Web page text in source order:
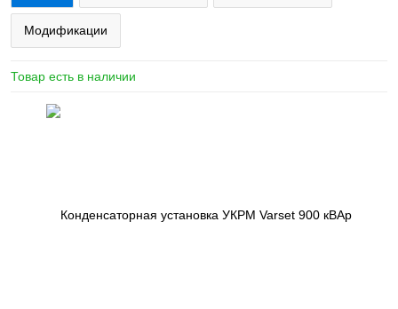
Модификации
Товар есть в наличии